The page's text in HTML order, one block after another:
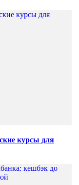
курсы для